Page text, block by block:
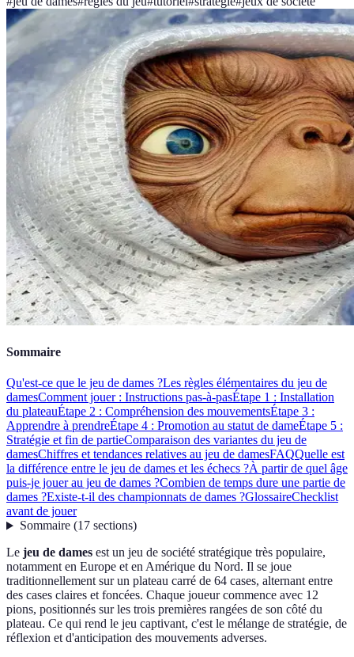
Sommaire
Qu'est-ce que le jeu de dames ?Les règles élémentaires du jeu de
damesComment jouer : Instructions pas-à-pasÉtape 1 : Installation
du plateauÉtape 2 : Compréhension des mouvementsÉtape 3 :
Apprendre à prendreÉtape 4 : Promotion au statut de dameÉtape 5 :
Stratégie et fin de partieComparaison des variantes du jeu de
damesChiffres et tendances relatives au jeu de damesFAQQuelle est
la différence entre le jeu de dames et les échecs ?À partir de quel âge
puis-je jouer au jeu de dames ?Combien de temps dure une partie de
dames ?Existe-t-il des championnats de dames ?GlossaireChecklist
avant de jouer
Sommaire(17 sections)
Le jeu de dames est un jeu de société stratégique très populaire,
notamment en Europe et en Amérique du Nord. Il se joue
traditionnellement sur un plateau carré de 64 cases, alternant entre
des cases claires et foncées. Chaque joueur commence avec 12
pions, positionnés sur les trois premières rangées de son côté du
plateau. Ce qui rend le jeu captivant, c'est le mélange de stratégie, de
réflexion et d'anticipation des mouvements adverses.